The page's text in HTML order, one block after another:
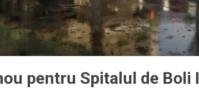
pentru Spitalul de Boli